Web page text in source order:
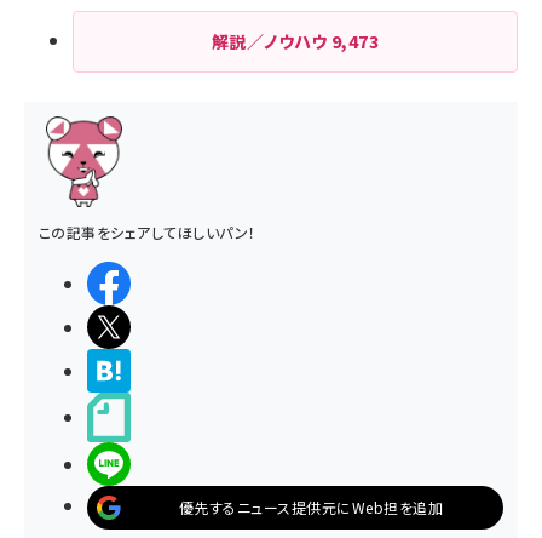
解説／ノウハウ 9,473
この記事をシェアしてほしいパン！
優先するニュース提供元にWeb担を追加